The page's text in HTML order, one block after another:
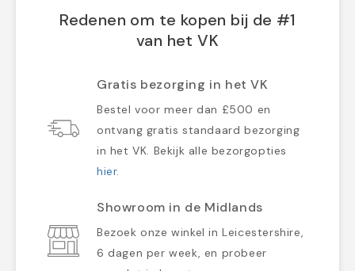
Redenen om te kopen bij de #1
van het VK
Gratis bezorging in het VK
Bestel voor meer dan £500 en
ontvang gratis standaard bezorging
in het VK. Bekijk alle bezorgopties
hier.
Showroom in de Midlands
Bezoek onze winkel in Leicestershire,
6 dagen per week, en probeer